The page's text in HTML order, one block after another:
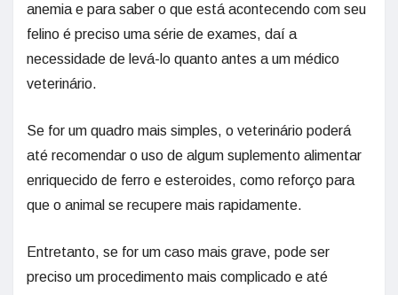
anemia e para saber o que está acontecendo com seu
felino é preciso uma série de exames, daí a
necessidade de levá-lo quanto antes a um médico
veterinário.
Se for um quadro mais simples, o veterinário poderá
até recomendar o uso de algum suplemento alimentar
enriquecido de ferro e esteroides, como reforço para
que o animal se recupere mais rapidamente.
Entretanto, se for um caso mais grave, pode ser
preciso um procedimento mais complicado e até